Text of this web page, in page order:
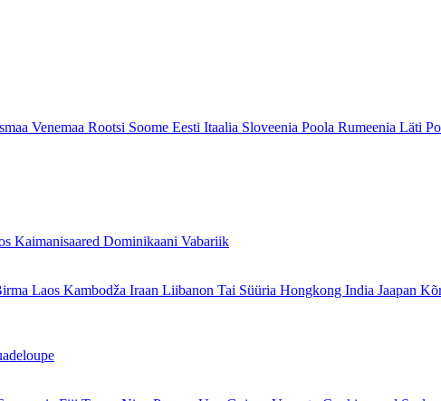
Venemaa Rootsi Soome Eesti Itaalia Sloveenia Poola Rumeenia Läti
Kaimanisaared Dominikaani Vabariik
Laos Kambodža Iraan Liibanon Tai Süüria Hongkong India Jaapan